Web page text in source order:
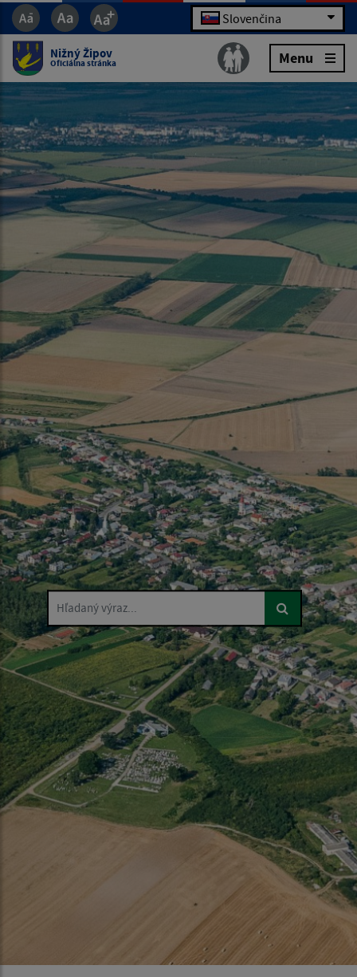
Slovenčina
Nižný Žipov
Oficiálna stránka Menu
Hľadaný výraz...